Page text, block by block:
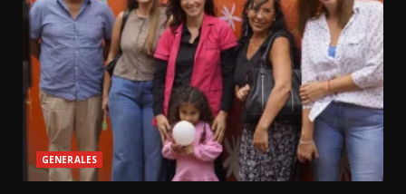
GENERALES